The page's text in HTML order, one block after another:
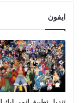
ايفون